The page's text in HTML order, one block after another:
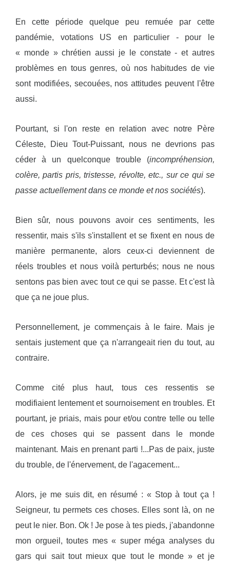
En cette période quelque peu remuée par cette
pandémie, votations US en particulier - pour le
« monde » chrétien aussi je le constate - et autres
problèmes en tous genres, où nos habitudes de vie
sont modifiées, secouées, nos attitudes peuvent l'être
aussi.
Pourtant, si l'on reste en relation avec notre Père
Céleste, Dieu Tout-Puissant, nous ne devrions pas
céder à un quelconque trouble (incompréhension,
colère, partis pris, tristesse, révolte, etc., sur ce qui se
passe actuellement dans ce monde et nos sociétés).
Bien sûr, nous pouvons avoir ces sentiments, les
ressentir, mais s'ils s'installent et se fixent en nous de
manière permanente, alors ceux-ci deviennent de
réels troubles et nous voilà perturbés; nous ne nous
sentons pas bien avec tout ce qui se passe. Et c'est là
que ça ne joue plus.
Personnellement, je commençais à le faire. Mais je
sentais justement que ça n'arrangeait rien du tout, au
contraire.
Comme cité plus haut, tous ces ressentis se
modifiaient lentement et sournoisement en troubles. Et
pourtant, je priais, mais pour et/ou contre telle ou telle
de ces choses qui se passent dans le monde
maintenant. Mais en prenant parti !...Pas de paix, juste
du trouble, de l'énervement, de l'agacement...
Alors, je me suis dit, en résumé : « Stop à tout ça !
Seigneur, tu permets ces choses. Elles sont là, on ne
peut le nier. Bon. Ok ! Je pose à tes pieds, j'abandonne
mon orgueil, toutes mes « super méga analyses du
gars qui sait tout mieux que tout le monde » et je